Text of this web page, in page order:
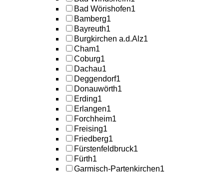
Bad Wörishofen1
Bamberg1
Bayreuth1
Burgkirchen a.d.Alz1
Cham1
Coburg1
Dachau1
Deggendorf1
Donauwörth1
Erding1
Erlangen1
Forchheim1
Freising1
Friedberg1
Fürstenfeldbruck1
Fürth1
Garmisch-Partenkirchen1